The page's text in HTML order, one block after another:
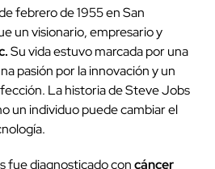
febrero de 1955 en San
un visionario, empresario y
Su vida estuvo marcada por una
pasión por la innovación y un
La historia de Steve Jobs
un individuo puede cambiar el
fue diagnosticado concáncer